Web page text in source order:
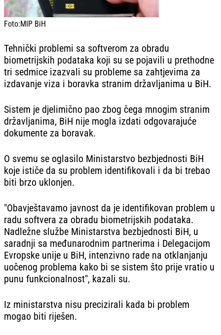
Foto:MIP BiH
Tehnički problemi sa softverom za obradu
biometrijskih podataka koji su se pojavili u prethodne
tri sedmice izazvali su probleme sa zahtjevima za
izdavanje viza i boravka stranim državljanima u BiH.
Sistem je djelimično pao zbog čega mnogim stranim
državljanima, BiH nije mogla izdati odgovarajuće
dokumente za boravak.
O svemu se oglasilo Ministarstvo bezbjednosti BiH
koje ističe da su problem identifikovali i da bi trebao
biti brzo uklonjen.
"Obavještavamo javnost da je identifikovan problem u
radu softvera za obradu biometrijskih podataka.
Nadležne službe Ministarstva bezbjednosti BiH, u
saradnji sa međunarodnim partnerima i Delegacijom
Evropske unije u BiH, intenzivno rade na otklanjanju
uočenog problema kako bi se sistem što prije vratio u
punu funkcionalnost", kazali su.
Iz ministarstva nisu precizirali kada bi problem
mogao biti riješen.